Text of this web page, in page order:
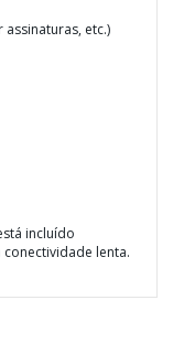
etc.)
incluído
lenta.